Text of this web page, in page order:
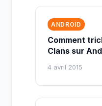
ANDROID
Comment
Clans sur
4 avril 2015